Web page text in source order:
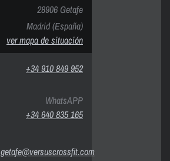
28906 Getafe
Madrid (España)
ver mapa de situación
+34 910 849 952
WhatsAPP
+34 640 835 165
getafe@versuscrossfit.com